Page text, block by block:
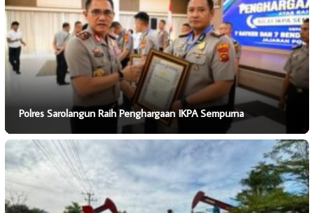
Polres Sarolangun Raih Penghargaan IKPA Sempurna